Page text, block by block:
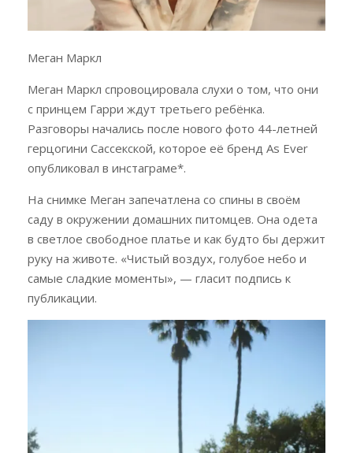
Меган Маркл
Меган Маркл спровоцировала слухи о том, что они
с принцем Гарри ждут третьего ребёнка.
Разговоры начались после нового фото 44-летней
герцогини Сассекской, которое её бренд As Ever
опубликовал в инстаграме*.
На снимке Меган запечатлена со спины в своём
саду в окружении домашних питомцев. Она одета
в светлое свободное платье и как будто бы держит
руку на животе. «Чистый воздух, голубое небо и
самые сладкие моменты», — гласит подпись к
публикации.